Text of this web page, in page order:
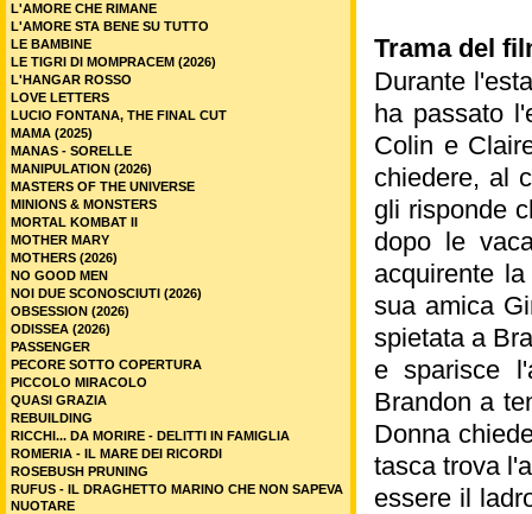
Trama del
Durante
ha passato
Colin e
chiedere, al
gli risponde
dopo le
acquirente
sua amica
spietata a
e sparisce
Brandon a
Donna
tasca trova
essere il
L'AMORE CHE RIMANE
L'AMORE STA BENE SU TUTTO
LE BAMBINE
LE TIGRI DI MOMPRACEM (2026)
L'HANGAR ROSSO
LOVE LETTERS
LUCIO FONTANA, THE FINAL CUT
MAMA (2025)
MANAS - SORELLE
MANIPULATION (2026)
MASTERS OF THE UNIVERSE
MINIONS & MONSTERS
MORTAL KOMBAT II
MOTHER MARY
MOTHERS (2026)
NO GOOD MEN
NOI DUE SCONOSCIUTI (2026)
OBSESSION (2026)
ODISSEA (2026)
PASSENGER
PECORE SOTTO COPERTURA
PICCOLO MIRACOLO
QUASI GRAZIA
REBUILDING
RICCHI... DA MORIRE - DELITTI IN FAMIGLIA
ROMERIA - IL MARE DEI RICORDI
ROSEBUSH PRUNING
RUFUS - IL DRAGHETTO MARINO CHE NON SAPEVA
NUOTARE